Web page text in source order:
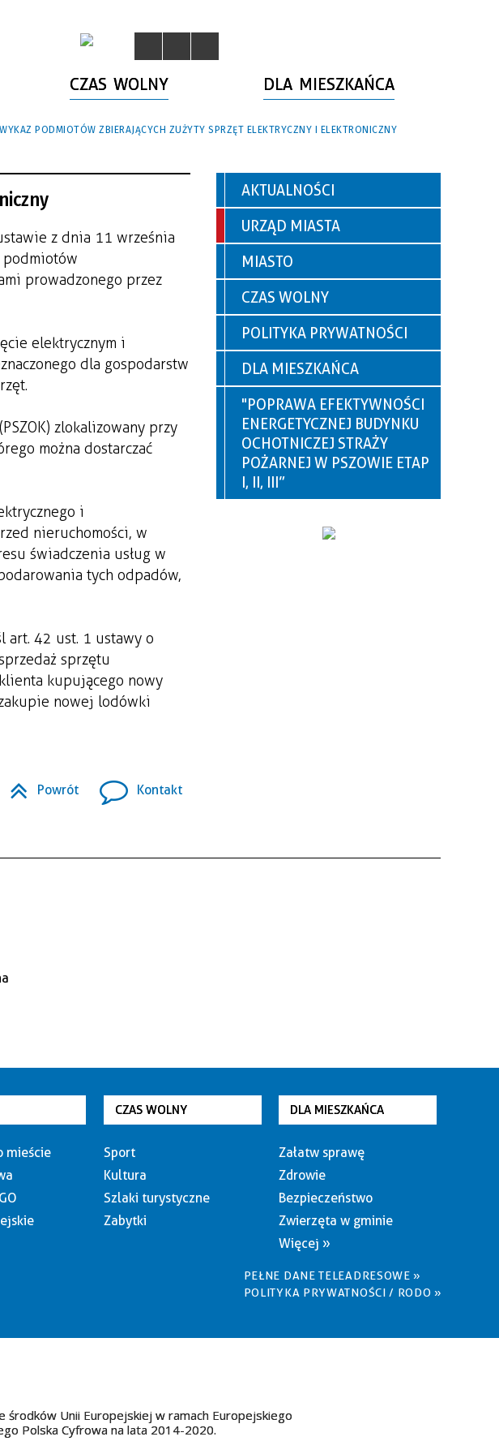
CZAS WOLNY DLA MIESZKAŃCA
WYKAZ PODMIOTÓW ZBIERAJĄCYCH ZUŻYTY SPRZĘT ELEKTRYCZNY I ELEKTRONICZNY
z dnia 11 września
podmiotów
prowadzonego przez
elektrycznym i
dla gospodarstw
zlokalizowany przy
można dostarczać
i
nieruchomości, w
świadczenia usług w
tych odpadów,
art. 42 ust. 1 ustawy o
sprzętu
kupującego nowy
nowej lodówki
Powrót Kontakt
AKTUALNOŚCI
URZĄD MIASTA
MIASTO
CZAS WOLNY
POLITYKA PRYWATNOŚCI
DLA MIESZKAŃCA
"POPRAWA EFEKTYWNOŚCI
ENERGETYCZNEJ BUDYNKU
OCHOTNICZEJ STRAŻY
POŻARNEJ W PSZOWIE ETAP
I, II, III”
mieście
CZAS WOLNY
Sport
Kultura
Szlaki turystyczne
Zabytki
DLA MIESZKAŃCA
Załatw sprawę
Zdrowie
Bezpieczeństwo
Zwierzęta w gminie
Więcej »
PEŁNE DANE TELEADRESOWE »
POLITYKA PRYWATNOŚCI / RODO »
Unii Europejskiej w ramach Europejskiego
Polska Cyfrowa na lata 2014-2020.